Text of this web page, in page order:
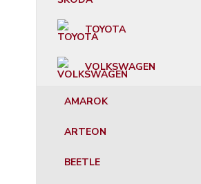
TOYOTA
VOLKSWAGEN
AMAROK
ARTEON
BEETLE